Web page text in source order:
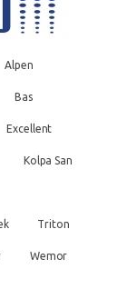
Alpen
Bas
Excellent
Kolpa San
Triton
Wemor